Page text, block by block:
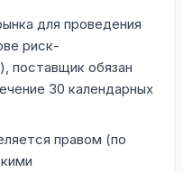
для проведения
риск-
поставщик обязан
30 календарных
правом (по